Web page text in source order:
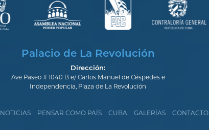
Palacio de La Revolución
Dirección:
Ave Paseo # 1040 B e/ Carlos Manuel de Céspedes e
Independencia, Plaza de La Revolución
NOTICIAS PENSAR COMO PAÍS CUBA GALERÍAS CONTACTO